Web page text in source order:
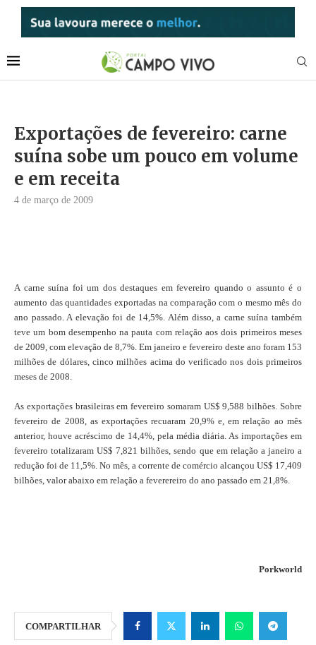
Exportações de fevereiro: carne
suína sobe um pouco em volume
e em receita
4 de março de 2009
A carne suína foi um dos destaques em fevereiro quando o assunto é o
aumento das quantidades exportadas na comparação com o mesmo mês do
ano passado. A elevação foi de 14,5%. Além disso, a carne suína também
teve um bom desempenho na pauta com relação aos dois primeiros meses
de 2009, com elevação de 8,7%. Em janeiro e fevereiro deste ano foram 153
milhões de dólares, cinco milhões acima do verificado nos dois primeiros
meses de 2008.
As exportações brasileiras em fevereiro somaram US$ 9,588 bilhões. Sobre
fevereiro de 2008, as exportações recuaram 20,9% e, em relação ao mês
anterior, houve acréscimo de 14,4%, pela média diária. As importações em
fevereiro totalizaram US$ 7,821 bilhões, sendo que em relação a janeiro a
redução foi de 11,5%. No mês, a corrente de comércio alcançou US$ 17,409
bilhões, valor abaixo em relação a feverereiro do ano passado em 21,8%.
Porkworld
COMPARTILHAR